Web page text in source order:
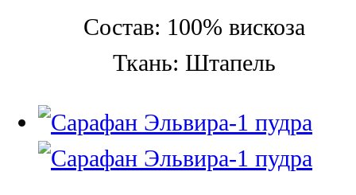
Состав: 100% вискоза
Ткань: Штапель